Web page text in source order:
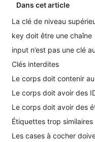
Dans cet article
La clé de niveau
key doit être une chaîne
input n’est pas une clé
Clés interdites
Le corps doit contenir
Le corps doit avoir des
Le corps doit avoir des
Étiquettes trop similaires
Les cases à cocher